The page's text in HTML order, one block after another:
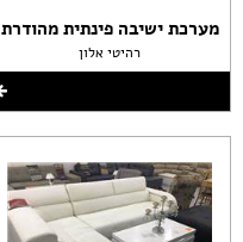
מערכת ישיבה פינתית מהודרת
רהיטי אלון